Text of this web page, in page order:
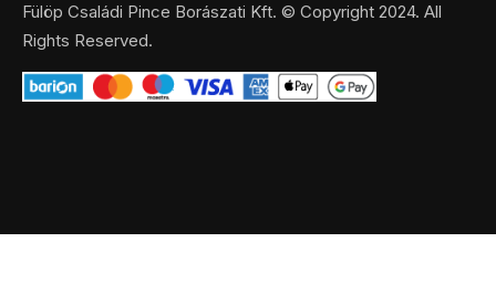
Fülöp Családi Pince Borászati Kft. © Copyright 2024. All
Rights Reserved.